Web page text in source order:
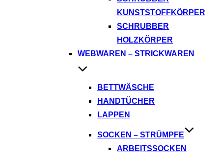
KUNSTSTOFFKÖRPER
SCHRUBBER
HOLZKÖRPER
WEBWAREN – STRICKWAREN
BETTWÄSCHE
HANDTÜCHER
LAPPEN
SOCKEN – STRÜMPFE
ARBEITSSOCKEN